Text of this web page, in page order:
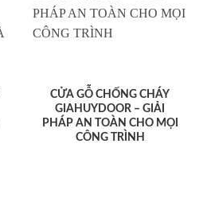
CỬA GỖ CHỐNG CHÁY
GIAHUYDOOR – GIẢI
PHÁP AN TOÀN CHO MỌI
CÔNG TRÌNH